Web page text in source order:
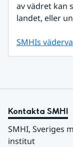
av vädret kan
landet, eller
SMHIs
Kontakta SMHI
SMHI, Sveriges
institut